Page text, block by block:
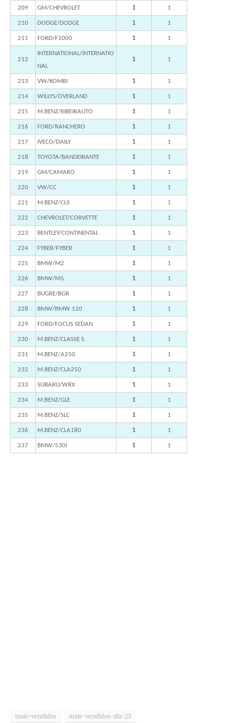
209 GM/CHEVROLET 1 1
210 DODGE/DODGE 1 1
211 FORD/F1000 1 1
212
INTERNATIONAL/INTERNATIO
NAL
1 1
213 VW/KOMBI 1 1
214 WILLYS/OVERLAND 1 1
215 M.BENZ/RIBEIRAUTO 1 1
216 FORD/RANCHERO 1 1
217 IVECO/DAILY 1 1
218 TOYOTA/BANDEIRANTE 1 1
219 GM/CAMARO 1 1
220 VW/CC 1 1
221 M.BENZ/CLS 1 1
222 CHEVROLET/CORVETTE 1 1
223 BENTLEY/CONTINENTAL 1 1
224 FYBER/FYBER 1 1
225 BMW/M2 1 1
226 BMW/M5 1 1
227 BUGRE/BGR 1 1
228 BMW/BMW 120 1 1
229 FORD/FOCUS SEDAN 1 1
230 M.BENZ/CLASSE S 1 1
231 M.BENZ/A250 1 1
232 M.BENZ/CLA250 1 1
233 SUBARU/WRX 1 1
234 M.BENZ/GLE 1 1
235 M.BENZ/SLC 1 1
236 M.BENZ/CLA180 1 1
237 BMW/530I 1 1
mais-vendidos mais-vendidos-dia-23